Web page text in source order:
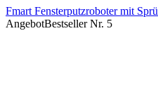
Fmart Fensterputzroboter mit
AngebotBestseller Nr. 5